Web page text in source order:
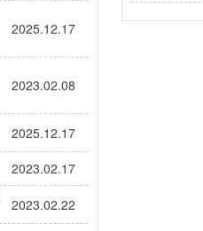
2025.12.17
2023.02.08
2025.12.17
2023.02.17
2023.02.22